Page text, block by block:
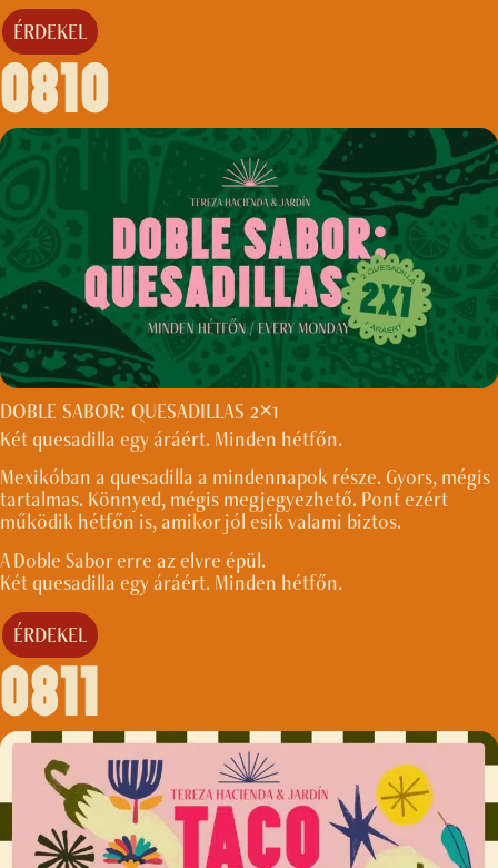
ÉRDEKEL
0810
DOBLE SABOR: QUESADILLAS 2×1
Két quesadilla egy áráért. Minden hétfőn.
Mexikóban a quesadilla a mindennapok része. Gyors, mégis
tartalmas. Könnyed, mégis megjegyezhető. Pont ezért
működik hétfőn is, amikor jól esik valami biztos.
A Doble Sabor erre az elvre épül.
Két quesadilla egy áráért. Minden hétfőn.
ÉRDEKEL
0811